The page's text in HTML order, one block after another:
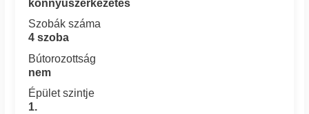
könnyűszerkezetes
Szobák száma
4 szoba
Bútorozottság
nem
Épület szintje
1.